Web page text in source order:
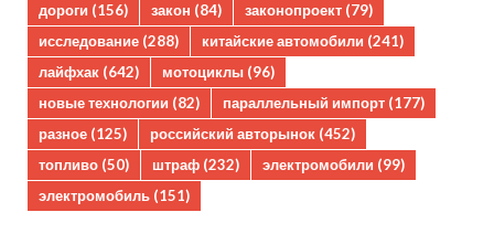
дороги (156) закон (84) законопроект (79)
исследование (288) китайские автомобили (241)
лайфхак (642) мотоциклы (96)
новые технологии (82) параллельный импорт (177)
разное (125) российский авторынок (452)
топливо (50) штраф (232) электромобили (99)
электромобиль (151)